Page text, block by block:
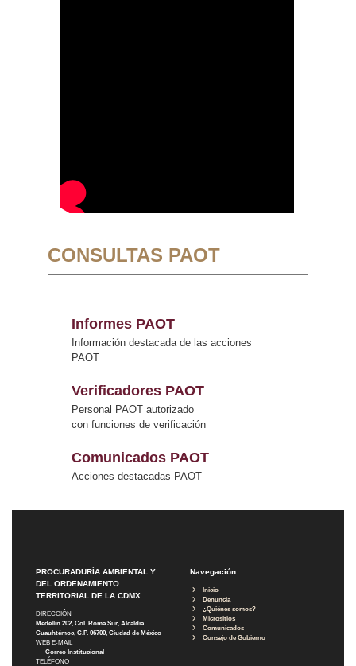
CONSULTAS PAOT
Informes PAOT
Información destacada de las acciones
PAOT
Verificadores PAOT
Personal PAOT autorizado
con funciones de verificación
Comunicados PAOT
Acciones destacadas PAOT
PROCURADURÍA AMBIENTAL Y
DEL ORDENAMIENTO
TERRITORIAL DE LA CDMX
DIRECCIÓN
Medellín 202, Col. Roma Sur, Alcaldía
Cuauhtémoc, C.P. 06700, Ciudad de México
WEB E-MAIL
Correo Institucional
TELÉFONO
Navegación
Inicio
Denuncia
¿Quiénes somos?
Micrositios
Comunicados
Consejo de Gobierno